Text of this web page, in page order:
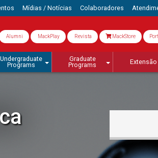
Mídias / Notícias Colaboradores
Alumni MackPlay Revista MackStore
Undergraduate
Programs
Graduate
Programs
Extensão